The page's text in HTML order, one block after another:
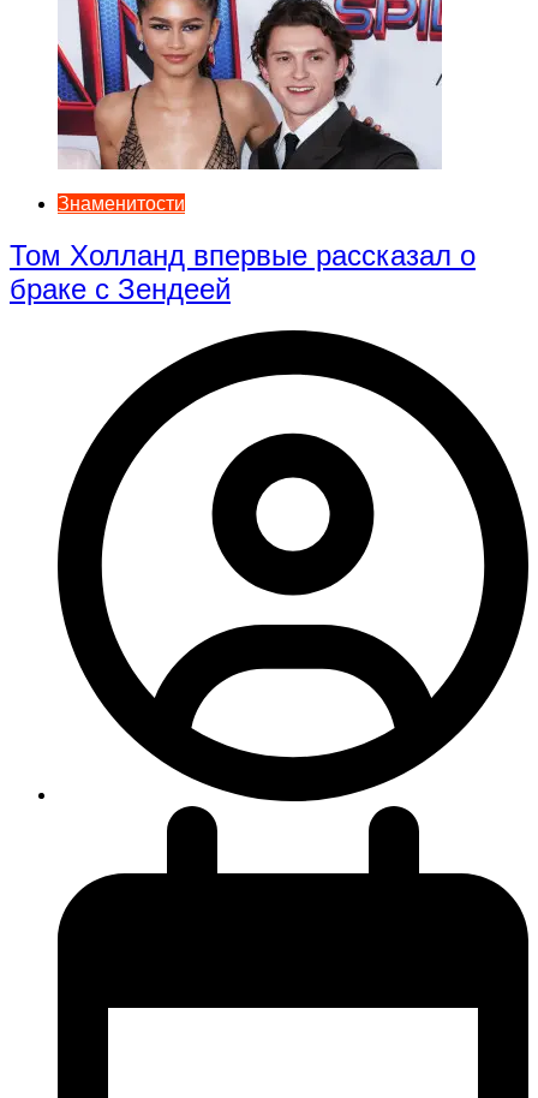
Знаменитости
Том Холланд впервые рассказал о
браке с Зендеей